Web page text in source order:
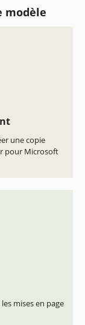
modèle
une copie
pour Microsoft
mises en page